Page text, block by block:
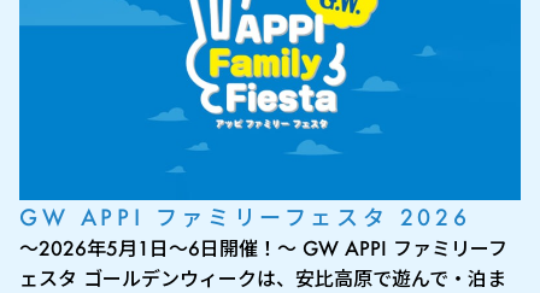
GW APPI ファミリーフェスタ 2026
～2026年5月1日～6日開催！～ GW APPI ファミリーフ
ェスタ ゴールデンウィークは、安比高原で遊んで・泊ま